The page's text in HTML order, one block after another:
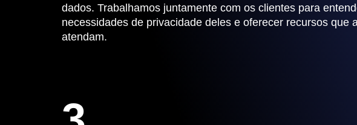
dados. Trabalhamos juntamente com os clientes para
necessidades de privacidade deles e oferecer recursos que
atendam.